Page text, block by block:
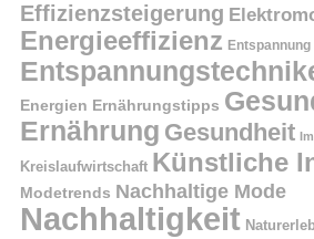
Effizienzsteigerung
Energieeffizienz Entspannung
Energien Ernährungstipps
Ernährung Gesundheit
Kreislaufwirtschaft Künstliche
Modetrends Nachhaltige Mode
Nachhaltigkeit